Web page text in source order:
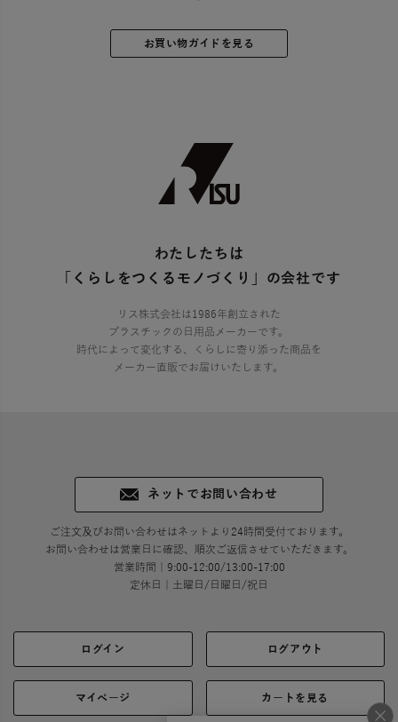
お買い物ガイドを見る
わたしたちは
「くらしをつくるモノづくり」の会社です
リス株式会社は1986年創立された
プラスチックの日用品メーカーです。
時代によって変化する、くらしに寄り添った商品を
メーカー直販でお届けいたします。
ネットでお問い合わせ
ご注文及びお問い合わせはネットより24時間受付ております。
お問い合わせは営業日に確認、順次ご返信させていただきます。
営業時間｜9:00-12:00/13:00-17:00
定休日｜土曜日/日曜日/祝日
ログイン ログアウト
マイページ カートを見る